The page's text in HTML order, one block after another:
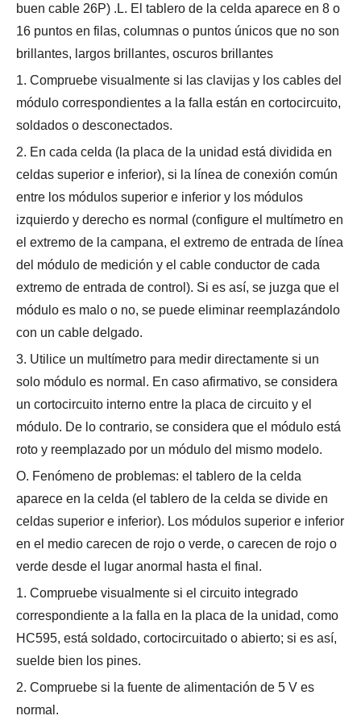
buen cable 26P) .L. El tablero de la celda aparece en 8 o
16 puntos en filas, columnas o puntos únicos que no son
brillantes, largos brillantes, oscuros brillantes
1. Compruebe visualmente si las clavijas y los cables del
módulo correspondientes a la falla están en cortocircuito,
soldados o desconectados.
2. En cada celda (la placa de la unidad está dividida en
celdas superior e inferior), si la línea de conexión común
entre los módulos superior e inferior y los módulos
izquierdo y derecho es normal (configure el multímetro en
el extremo de la campana, el extremo de entrada de línea
del módulo de medición y el cable conductor de cada
extremo de entrada de control). Si es así, se juzga que el
módulo es malo o no, se puede eliminar reemplazándolo
con un cable delgado.
3. Utilice un multímetro para medir directamente si un
solo módulo es normal. En caso afirmativo, se considera
un cortocircuito interno entre la placa de circuito y el
módulo. De lo contrario, se considera que el módulo está
roto y reemplazado por un módulo del mismo modelo.
O. Fenómeno de problemas: el tablero de la celda
aparece en la celda (el tablero de la celda se divide en
celdas superior e inferior). Los módulos superior e inferior
en el medio carecen de rojo o verde, o carecen de rojo o
verde desde el lugar anormal hasta el final.
1. Compruebe visualmente si el circuito integrado
correspondiente a la falla en la placa de la unidad, como
HC595, está soldado, cortocircuitado o abierto; si es así,
suelde bien los pines.
2. Compruebe si la fuente de alimentación de 5 V es
normal.